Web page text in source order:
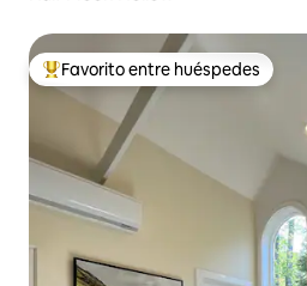
Favorito entre huéspedes preferido
Favorito entre huéspedes